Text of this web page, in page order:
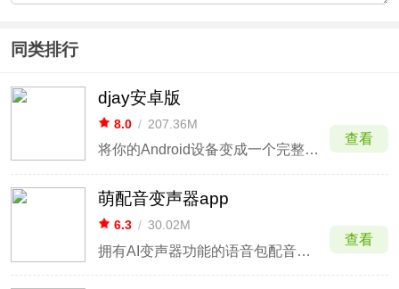
同类排行
djay安卓版
8.0 / 207.36M
将你的Android设备变成一个完整的DJ系统
查看
萌配音变声器app
6.3 / 30.02M
拥有AI变声器功能的语音包配音软件
查看